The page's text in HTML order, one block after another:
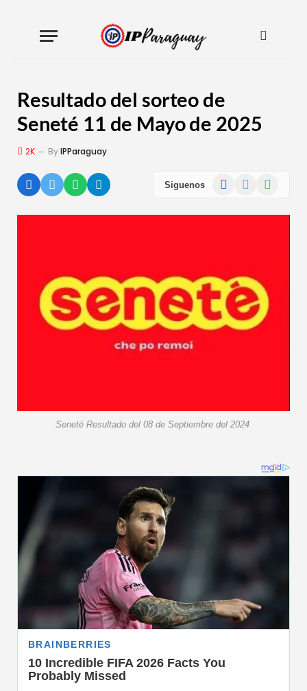
Resultado del sorteo de
Seneté 11 de Mayo de 2025
2K ByIPParaguay
Siguenos Facebook WhatsApp
Seneté Resultado del 08 de Septiembre del 2024